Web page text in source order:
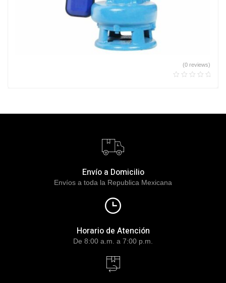
(0 reviews)
Envío a Domicilio
Envíos a toda la Republica Mexicana
Horario de Atención
De 8:00 a.m. a 7:00 p.m.